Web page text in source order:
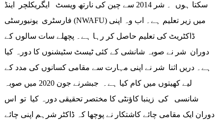
سکتا ہوں ۔ شر 2014 سے چین کی نارتھ ویسٹ ایگریکلچر اینڈ
فارسٹری یونیورسٹی (NWAFU) میں زیر تعلیم ہے۔ اب وہ اپنی
ڈاکٹریٹ کی تعلیم حاصل کر رہا ہے۔ پچھلے سات سالوں کے
دوران شر نے صوبہ شانشی کے کئی ٹیسٹ سٹیشنوں کا دورہ کیا
ہے۔ دریں اثنا شر نے اپنی مہارت سے مقامی کسانوں کی مدد کے
لیے کھیتوں میں کام کیا ہے۔ جبشرنے جون 2020 میں صوبہ
شانسی کی زینبا کاؤنٹی کا مختصر تحقیقی دورہ کیا تو اس
دوران ایک مقامی چائے کاشتکار نے پوچھا کہ ڈاکٹر شرہم اپنی چائے